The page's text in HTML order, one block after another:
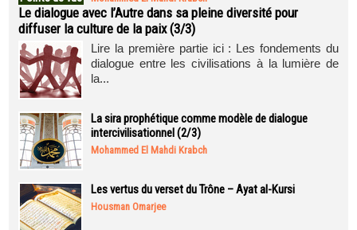
Le dialogue avec l’Autre dans sa pleine diversité pour
diffuser la culture de la paix (3/3)
Lire la première partie ici : Les fondements du
dialogue entre les civilisations à la lumière de
la...
La sira prophétique comme modèle de dialogue
intercivilisationnel (2/3)
Mohammed El Mahdi Krabch
Les vertus du verset du Trône – Ayat al-Kursi
Housman Omarjee